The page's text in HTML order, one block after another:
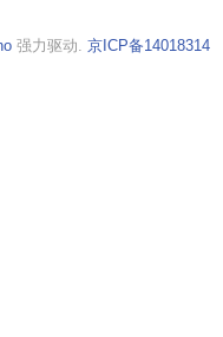
强力驱动. 京ICP备14018314